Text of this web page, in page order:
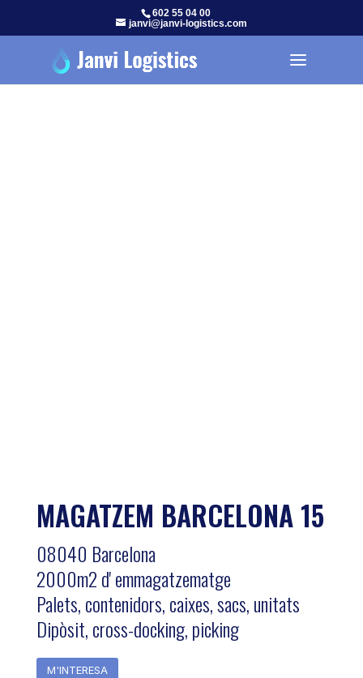
602 55 04 00
janvi@janvi-logistics.com
MAGATZEM BARCELONA 15
08040 Barcelona
2000m2 d' emmagatzematge
Palets, contenidors, caixes, sacs, unitats
Dipòsit, cross-docking, picking
M'INTERESA